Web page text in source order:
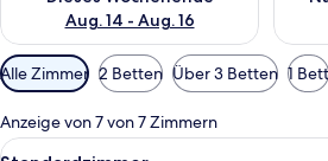
Aug. 14 - Aug. 16
Verfügbare
Filter
für
Zimmer
Alle Zimmer 2 Betten Über 3 Betten 1 Bett
Anzeige von 7 von 7 Zimmern
Alle
Ein